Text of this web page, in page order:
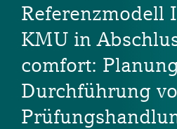
Referenzmodell
KMU in
comfort:
Durchführung